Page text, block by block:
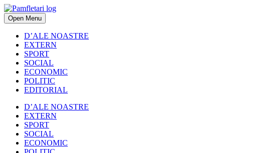
Open Menu
D’ALE NOASTRE
EXTERN
SPORT
SOCIAL
ECONOMIC
POLITIC
EDITORIAL
D’ALE NOASTRE
EXTERN
SPORT
SOCIAL
ECONOMIC